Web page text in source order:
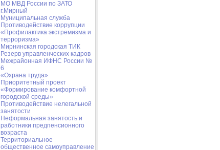
МО МВД России по ЗАТО
г.Мирный
Муниципальная cлужба
Противодействие коррупции
«Профилактика экстремизма и
терроризма»
Мирнинская городская ТИК
Резерв управленческих кадров
Межрайонная ИФНС России №
6
«Охрана труда»
Приоритетный проект
«Формирование комфортной
городской среды»
Противодействие нелегальной
занятости
Неформальная занятость и
работники предпенсионного
возраста
Территориальное
общественное самоуправление